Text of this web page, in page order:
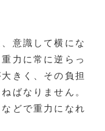
意識して横にな
力に常に逆らっ
きく、その負担
ばなりません。
どで重力になれ